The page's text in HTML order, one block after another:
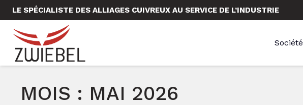
LE SPÉCIALISTE DES ALLIAGES CUIVREUX AU SERVICE DE L’INDUSTRIE
Société
MOIS : MAI 2026